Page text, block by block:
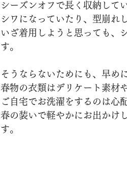
シーズンオフで長く収納して
シワになっていたり、型崩れ
いざ着用しようと思っても、
す。
そうならないためにも、早め
春物の衣類はデリケート素材
ご自宅でお洗濯をするのは心
春の装いで軽やかにお出かけ
す。